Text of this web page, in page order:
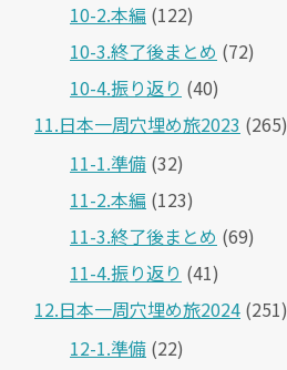
10-2.本編 (122)
10-3.終了後まとめ (72)
10-4.振り返り (40)
11.日本一周穴埋め旅2023 (265)
11-1.準備 (32)
11-2.本編 (123)
11-3.終了後まとめ (69)
11-4.振り返り (41)
12.日本一周穴埋め旅2024 (251)
12-1.準備 (22)